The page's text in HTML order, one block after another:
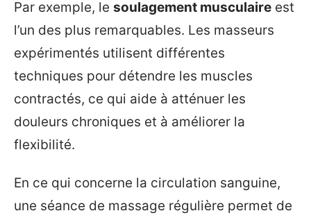
Par exemple, le soulagement musculaire est
l’un des plus remarquables. Les masseurs
expérimentés utilisent différentes
techniques pour détendre les muscles
contractés, ce qui aide à atténuer les
douleurs chroniques et à améliorer la
flexibilité.
En ce qui concerne la circulation sanguine,
une séance de massage régulière permet de